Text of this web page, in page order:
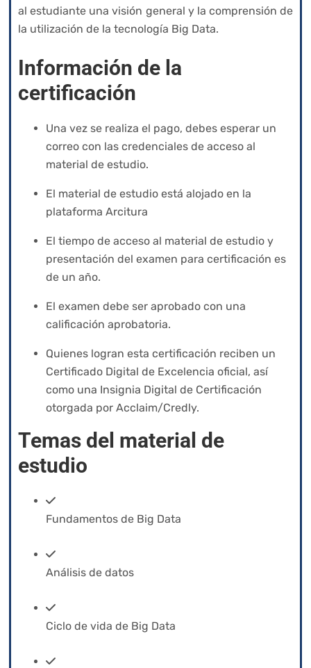
al estudiante una visión general y la comprensión de
la utilización de la tecnología Big Data.
Información de la
certificación
Una vez se realiza el pago, debes esperar un
correo con las credenciales de acceso al
material de estudio.
El material de estudio está alojado en la
plataforma Arcitura
El tiempo de acceso al material de estudio y
presentación del examen para certificación es
de un año.
El examen debe ser aprobado con una
calificación aprobatoria.
Quienes logran esta certificación reciben un
Certificado Digital de Excelencia oficial, así
como una Insignia Digital de Certificación
otorgada por Acclaim/Credly.
Temas del material de
estudio
Fundamentos de Big Data
Análisis de datos
Ciclo de vida de Big Data